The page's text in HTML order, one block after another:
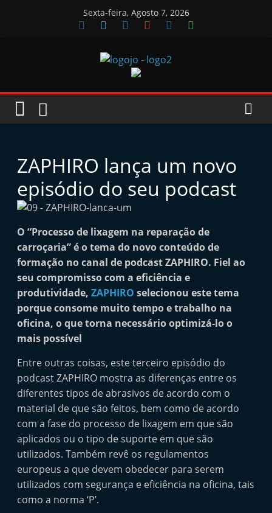
Sexta-feira, Agosto 7, 2026
Jornal
Oficinas
o
r
n
a
l
i
n
d
e
n
d
n
t
e
d
ZAPHIRO lança um novo
episódio do seu podcast
O “Processo de lixagem na reparação de
carroçaria” é o tema do novo conteúdo de
formação no canal de podcast ZAPHIRO. Fiel ao
seu compromisso com a eficiência e
produtividade,ZAPHIRO selecionou este tema
porque consome muito tempo e trabalho na
oficina, o que torna necessário optimizá-lo o
mais possível
Entre outras coisas, este terceiro episódio do
podcast ZAPHIRO mostra as diferenças entre os
diferentes tipos de abrasivos de acordo com o
material de que são feitos, bem como de acordo
com a fase do processo de lixagem em que são
aplicados ou o tipo de suporte em que são
utilizados. Também revê os regulamentos
europeus a que devem obedecer para serem
utilizados com segurança e eficiência na oficina, tais
como a norma ‘P’.